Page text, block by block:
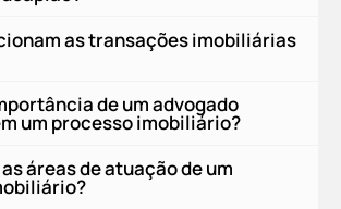
as transações imobiliárias
de um advogado
um processo imobiliário?
áreas de atuação de um